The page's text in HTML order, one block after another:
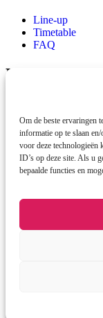
Om de beste ervaringen
informatie op te slaan
voor deze technologieën
ID’s op deze site. Als u
bepaalde functies en
Line-up
Timetable
FAQ
Locatie
Contact